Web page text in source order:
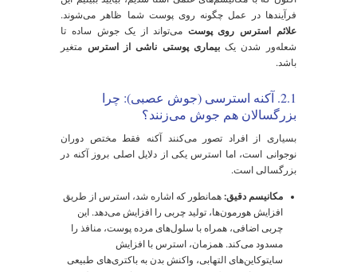
رادیکال‌های آزاد، ممکن است یکی از اولین جرقه‌های
التهاب در فولیکول مو باشد.
افزایش تولید سبوم
و تحریک توسط
آندروژن‌ها
پوست چرب،
منافذ مسدود شده
و آکنه (جوش
کاهش سنتز کلاژن و
افزایش تجزیه آن
چین و چروک،
کاهش استحکام و
افتادگی پوست